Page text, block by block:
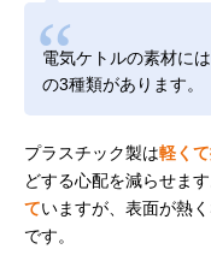
電気ケトルの素材には
の3種類があります。
プラスチック製は軽く
どする心配を減らせま
ていますが、表面が熱
です。